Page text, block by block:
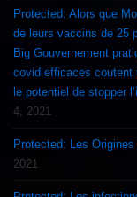
Protected: Alors que
de leurs vaccins de 25
Big Gouvernement
covid efficaces coutent
le potentiel de stopper
4, 2021
Protected: Les
2021